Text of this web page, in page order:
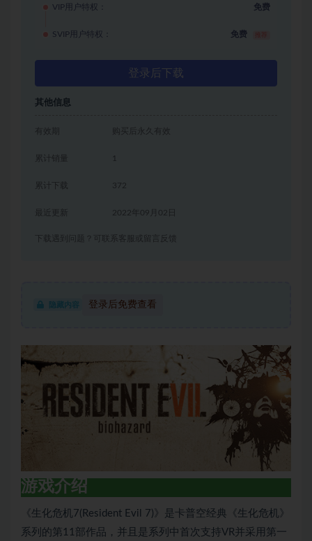
VIP用户特权： 免费
SVIP用户特权： 免费
登录后下载
其他信息
有效期 购买后永久有效
累计销量 1
累计下载 372
2022年09月02日
下载遇到问题？可联系客服或留言反馈
隐藏内容 登录后免费查看
游戏介绍
《生化危机7(Resident Evil 7)》是卡普空经典《生化危机》
系列的第11部作品，并且是系列中首次支持VR并采用第一